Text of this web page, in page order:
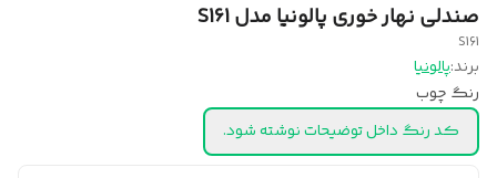
صندلی نهار خوری پالونیا مدل S161
S161
برند:پالونیا
رنگ چوب
کد رنگ داخل توضیحات نوشته شود.